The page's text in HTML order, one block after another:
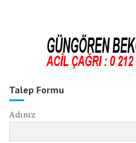
Talep Formu
Adınız